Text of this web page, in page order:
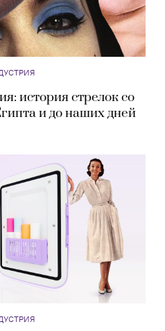
история стрелок со
и до наших дней